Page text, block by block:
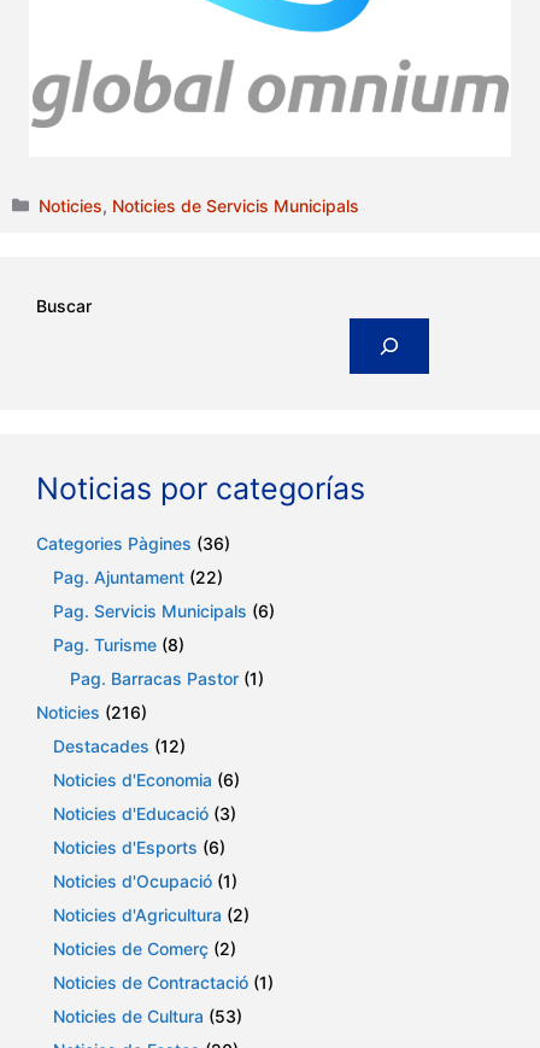
Categories
Noticies, Noticies de Servicis Municipals
Buscar
Noticias por categorías
Categories Pàgines (36)
Pag. Ajuntament (22)
Pag. Servicis Municipals (6)
Pag. Turisme (8)
Pag. Barracas Pastor (1)
Noticies (216)
Destacades (12)
Noticies d'Economia (6)
Noticies d'Educació (3)
Noticies d'Esports (6)
Noticies d'Ocupació (1)
Noticies d'Agricultura (2)
Noticies de Comerç (2)
Noticies de Contractació (1)
Noticies de Cultura (53)